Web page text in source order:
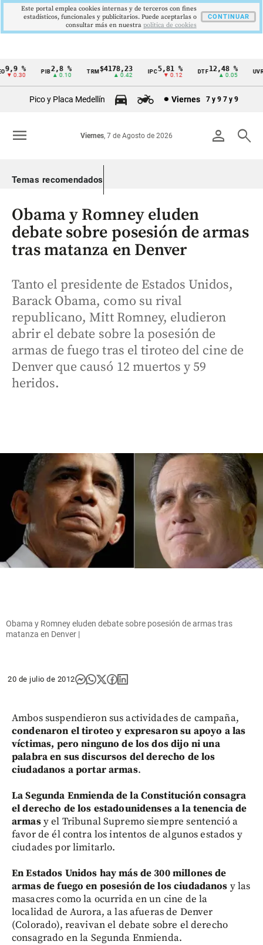
Cintillo
Colombia
%
0.30
2,8 %
▲ 0.10
TRM$4178,23
▲ 0.42
5,81 %
▼ 0.12
DTF12,48 %
▲ 0.05
UVR
Pico y Placa Medellín Viernes 7 y 9 7 y 9
person search
Viernes, 7 de Agosto de 2026
menu
Temas recomendados
Obama y Romney eluden
debate sobre posesión de armas
tras matanza en Denver
Tanto el presidente de Estados Unidos,
Barack Obama, como su rival
republicano, Mitt Romney, eludieron
abrir el debate sobre la posesión de
armas de fuego tras el tiroteo del cine de
Denver que causó 12 muertos y 59
heridos.
Obama y Romney eluden debate sobre posesión de armas tras
matanza en Denver |
20 de julio de 2012
Ambos suspendieron sus actividades de campaña,
condenaron el tiroteo y expresaron su apoyo a las
víctimas, pero ninguno de los dos dijo ni una
palabra en sus discursos del derecho de los
ciudadanos a portar armas.
La Segunda Enmienda de la Constitución consagra
el derecho de los estadounidenses a la tenencia de
armasy el Tribunal Supremo siempre sentenció a
favor de él contra los intentos de algunos estados y
ciudades por limitarlo.
En Estados Unidos hay más de 300 millones de
armas de fuego en posesión de los ciudadanos y las
masacres como la ocurrida en un cine de la
localidad de Aurora, a las afueras de Denver
(Colorado), reavivan el debate sobre el derecho
consagrado en la Segunda Enmienda.
Este portal emplea cookies internas y de terceros con fines
estadísticos, funcionales y publicitarios. Puede aceptarlas o
consultar más en nuestra politica de cookies
CONTINUAR